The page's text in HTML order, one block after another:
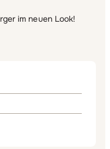
im neuen Look!